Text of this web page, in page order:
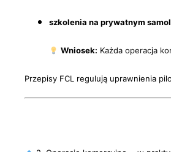
szkolenia na prywatnym
Wniosek: Każda operacja
Przepisy FCL regulują uprawnienia